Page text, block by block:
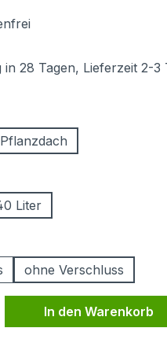
in 28 Tagen, Lieferzeit 2-3
Pflanzdach
Liter
ohne Verschluss
Gib den
In den Warenkorb